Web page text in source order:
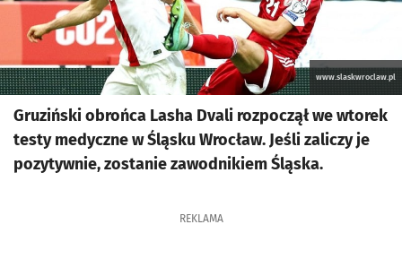
www.slaskwroclaw.pl
Gruziński obrońca Lasha Dvali rozpoczął we wtorek
testy medyczne w Śląsku Wrocław. Jeśli zaliczy je
pozytywnie, zostanie zawodnikiem Śląska.
REKLAMA